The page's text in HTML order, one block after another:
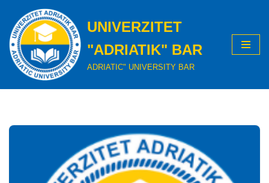
Skip
to
content
UNIVERZITET
"ADRIATIK" BAR
ADRIATIC" UNIVERSITY BAR